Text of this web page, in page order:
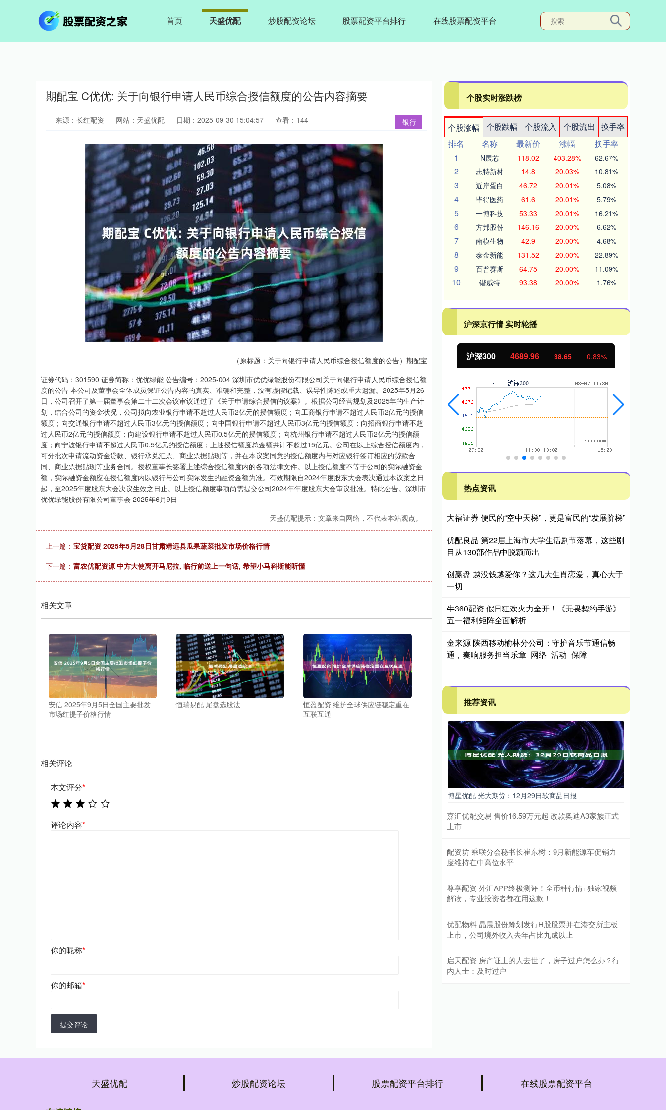
首页 天盛优配 炒股配资论坛 股票配资平台排行 在线股票配资平台
期配宝 C优优: 关于向银行申请人民币综合授信额度的公告内容摘要
银行
来源：长红配资 网站：天盛优配 日期：2025-09-30 15:04:57 查看：144
（原标题：关于向银行申请人民币综合授信额度的公告）期配宝
证券代码：301590 证券简称：优优绿能 公告编号：2025-004 深圳市优优绿能股份有限公司关于向银行申请人民币综合授信额
度的公告 本公司及董事会全体成员保证公告内容的真实、准确和完整，没有虚假记载、误导性陈述或重大遗漏。2025年5月26
日，公司召开了第一届董事会第二十二次会议审议通过了《关于申请综合授信的议案》。根据公司经营规划及2025年的生产计
划，结合公司的资金状况，公司拟向农业银行申请不超过人民币2亿元的授信额度；向工商银行申请不超过人民币2亿元的授信
额度；向交通银行申请不超过人民币3亿元的授信额度；向中国银行申请不超过人民币3亿元的授信额度；向招商银行申请不超
过人民币2亿元的授信额度；向建设银行申请不超过人民币0.5亿元的授信额度；向杭州银行申请不超过人民币2亿元的授信额
度；向宁波银行申请不超过人民币0.5亿元的授信额度；上述授信额度总金额共计不超过15亿元。公司在以上综合授信额度内，
可分批次申请流动资金贷款、银行承兑汇票、商业票据贴现等，并在本议案同意的授信额度内与对应银行签订相应的贷款合
同、商业票据贴现等业务合同。授权董事长签署上述综合授信额度内的各项法律文件。以上授信额度不等于公司的实际融资金
额，实际融资金额应在授信额度内以银行与公司实际发生的融资金额为准。有效期限自2024年度股东大会表决通过本议案之日
起，至2025年度股东大会决议生效之日止。以上授信额度事项尚需提交公司2024年年度股东大会审议批准。特此公告。深圳市
优优绿能股份有限公司董事会 2025年6月9日
天盛优配提示：文章来自网络，不代表本站观点。
上一篇： 宝贷配资 2025年5月28日甘肃靖远县瓜果蔬菜批发市场价格行情
下一篇： 富农优配资源 中方大使离开马尼拉, 临行前送上一句话, 希望小马科斯能听懂
相关文章
安信 2025年9月5日全国主要批发
市场红提子价格行情
恒瑞易配 尾盘选股法
恒盈配资 维护全球供应链稳定重在
互联互通
相关评论
本文评分*
评论内容*
你的昵称*
你的邮箱*
提交评论
个股实时涨跌榜
个股涨幅 个股跌幅 个股流入 个股流出
换手率
排名
名称 最新价 涨幅
换手率
1
N展芯 118.02 403.28% 62.67%
2 志特新材 14.8 20.03% 10.81%
3 近岸蛋白 46.72 20.01% 5.08%
4 毕得医药 61.6 20.01% 5.79%
5 一博科技 53.33 20.01% 16.21%
6 方邦股份 146.16 20.00% 6.62%
7 南模生物 42.9 20.00% 4.68%
8 泰金新能 131.52 20.00% 22.89%
9 百普赛斯 64.75 20.00% 11.09%
10 锴威特 93.38 20.00% 1.76%
沪深京行情 实时轮播
深证成指 14295.08 184.96 1.31% 沪深300 4689.96 38.65 0.83%
热点资讯
大福证券 便民的“空中天梯”，更是富民的“发展阶梯”
优配良品 第22届上海市大学生话剧节落幕，这些剧
目从130部作品中脱颖而出
创赢盘 越没钱越爱你？这几大生肖恋爱，真心大于
一切
牛360配资 假日狂欢火力全开！《无畏契约手游》
五一福利矩阵全面解析
金来源 陕西移动榆林分公司：守护音乐节通信畅
通，奏响服务担当乐章_网络_活动_保障
推荐资讯
博星优配 光大期货：12月29日软商品日报
嘉汇优配交易 售价16.59万元起 改款奥迪A3家族正式
上市
配资坊 乘联分会秘书长崔东树：9月新能源车促销力
度维持在中高位水平
尊享配资 外汇APP终极测评！全币种行情+独家视频
解读，专业投资者都在用这款！
优配物料 晶晨股份筹划发行H股股票并在港交所主板
上市，公司境外收入去年占比九成以上
启天配资 房产证上的人去世了，房子过户怎么办？行
内人士：及时过户
天盛优配 炒股配资论坛 股票配资平台排行 在线股票配资平台